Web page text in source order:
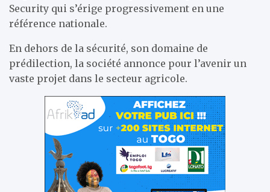
Security qui s’érige progressivement en une
référence nationale.
En dehors de la sécurité, son domaine de
prédilection, la société annonce pour l’avenir un
vaste projet dans le secteur agricole.